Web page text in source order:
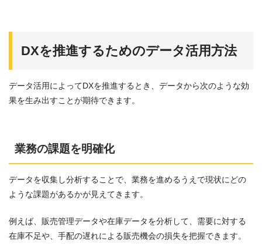
DXを推進するためのデータ活用方法
データ活用によってDXを推進するとき、データから次のような効
果を生み出すことが期待できます。
業務の課題を明確化
データを収集し分析することで、業務を進めるうえで現状にどの
ような課題があるかが見えてきます。
例えば、販売管理データや在庫データを分析して、需要に対する
在庫不足や、手配の遅れによる販売機会の損失を把握できます。